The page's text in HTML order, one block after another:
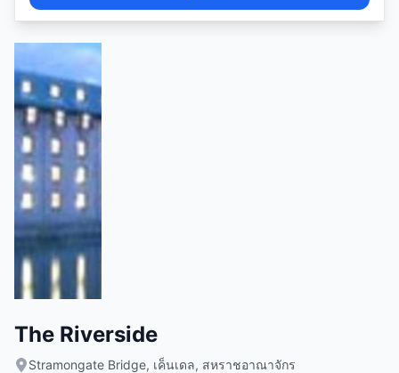
The Riverside
Stramongate Bridge, เค็นเดล, สหราชอาณาจักร